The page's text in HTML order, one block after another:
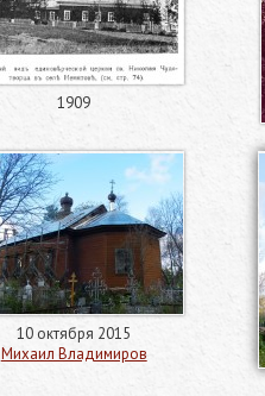
1909
10 октября 2015
Михаил Владимиров